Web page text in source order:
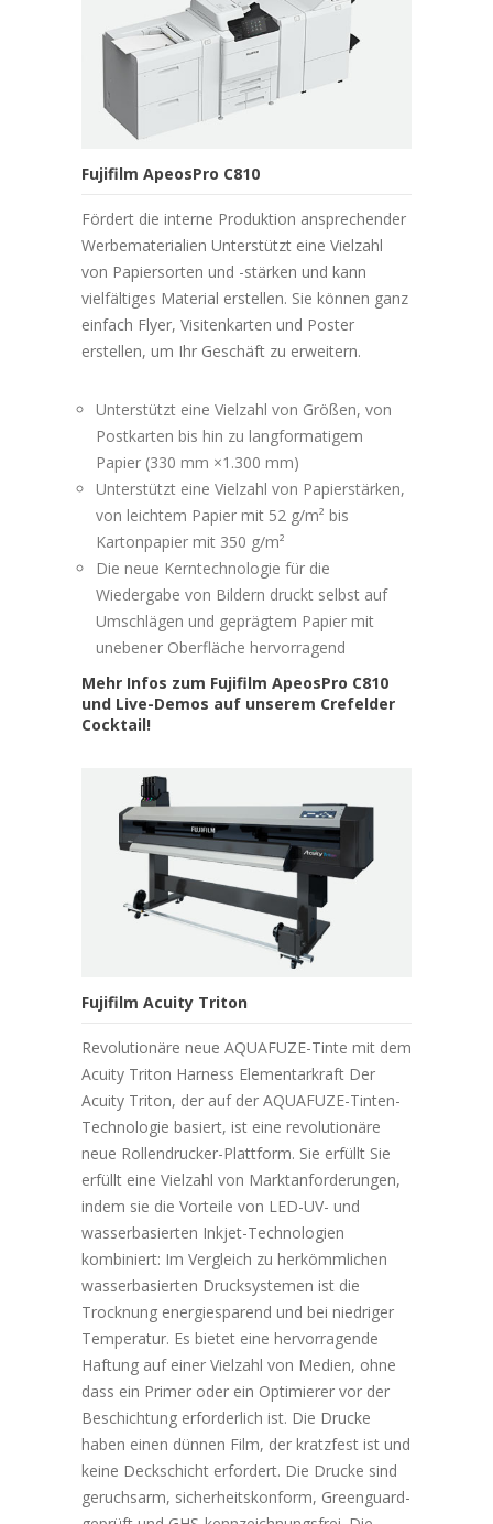
Fujifilm ApeosPro C810
Fördert die interne Produktion ansprechender
Werbematerialien Unterstützt eine Vielzahl
von Papiersorten und -stärken und kann
vielfältiges Material erstellen. Sie können ganz
einfach Flyer, Visitenkarten und Poster
erstellen, um Ihr Geschäft zu erweitern.
Unterstützt eine Vielzahl von Größen, von
Postkarten bis hin zu langformatigem
Papier (330 mm ×1.300 mm)
Unterstützt eine Vielzahl von Papierstärken,
von leichtem Papier mit 52 g/m² bis
Kartonpapier mit 350 g/m²
Die neue Kerntechnologie für die
Wiedergabe von Bildern druckt selbst auf
Umschlägen und geprägtem Papier mit
unebener Oberfläche hervorragend
Mehr Infos zum Fujifilm ApeosPro C810
und Live-Demos auf unserem Crefelder
Cocktail!
Fujifilm Acuity Triton
Revolutionäre neue AQUAFUZE-Tinte mit dem
Acuity Triton Harness Elementarkraft Der
Acuity Triton, der auf der AQUAFUZE-Tinten-
Technologie basiert, ist eine revolutionäre
neue Rollendrucker-Plattform. Sie erfüllt Sie
erfüllt eine Vielzahl von Marktanforderungen,
indem sie die Vorteile von LED-UV- und
wasserbasierten Inkjet-Technologien
kombiniert: Im Vergleich zu herkömmlichen
wasserbasierten Drucksystemen ist die
Trocknung energiesparend und bei niedriger
Temperatur. Es bietet eine hervorragende
Haftung auf einer Vielzahl von Medien, ohne
dass ein Primer oder ein Optimierer vor der
Beschichtung erforderlich ist. Die Drucke
haben einen dünnen Film, der kratzfest ist und
keine Deckschicht erfordert. Die Drucke sind
geruchsarm, sicherheitskonform, Greenguard-